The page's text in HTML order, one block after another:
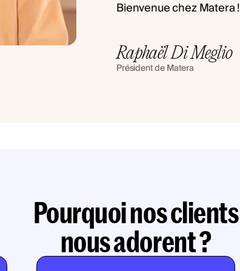
Bienvenue chez Matera !
Raphaël Di Meglio
Président de Matera
Pourquoi nos clients
nous adorent ?